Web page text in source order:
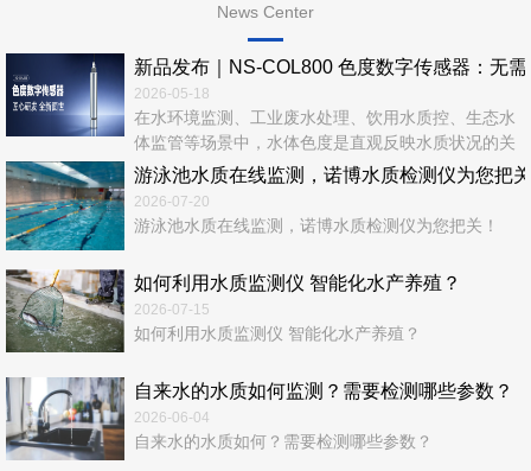
News Center
新品发布｜NS‑COL800 色度数字传感器：无
2026-05-18
在水环境监测、工业废水处理、饮用水质控、生态水
体监管等场景中，水体色度是直观反映水质状况的关
键指标。传统色度检测依赖实验室化学法，流程繁
琐、耗时长、易产生二次污染，难以满足实时、在
线、连续、无人值守的现代监测需求。 诺博仪器全
监测...
游泳池水质在线监测，诺博水质检测仪为您把
2026-07-20
游泳池水质在线监测，诺博水质检测仪为您把关！
如何利用水质监测仪 智能化水产养殖？
2026-07-15
如何利用水质监测仪 智能化水产养殖？
自来水的水质如何监测？需要检测哪些参数？
2026-06-04
自来水的水质如何？需要检测哪些参数？